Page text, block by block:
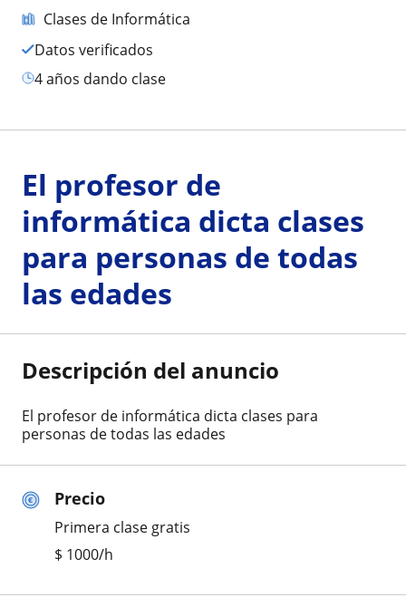
Clases de Informática
Datos verificados
4 años dando clase
Precio
Primera clase gratis
$ 1000/h
El profesor de
informática dicta clases
para personas de todas
las edades
Descripción del anuncio
El profesor de informática dicta clases para
personas de todas las edades